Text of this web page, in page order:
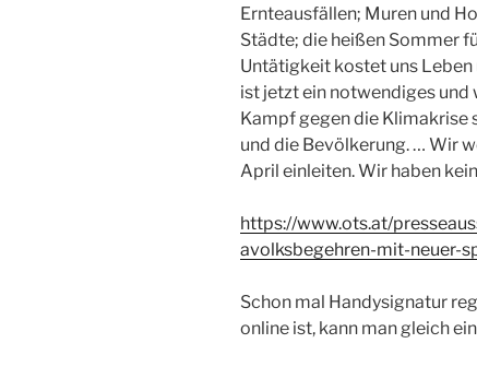
Ernteausfällen; Muren und
Städte; die heißen Sommer
Untätigkeit kostet uns
ist jetzt ein notwendiges
Kampf gegen die
und die Bevölkerung. … Wir
April einleiten. Wir haben
https://www.ots.at/
avolksbegehren-mit-neuer-
Schon mal Handysignatur
online ist, kann man gleich